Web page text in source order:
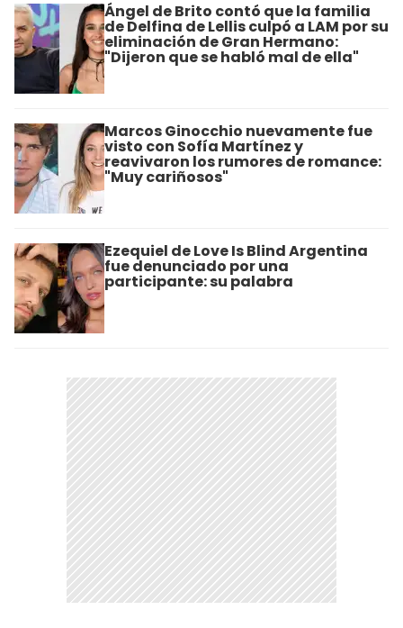
Ángel de Brito contó que la familia
de Delfina de Lellis culpó a LAM por su
eliminación de Gran Hermano:
"Dijeron que se habló mal de ella"
Marcos Ginocchio nuevamente fue
visto con Sofía Martínez y
reavivaron los rumores de romance:
"Muy cariñosos"
Ezequiel de Love Is Blind Argentina
fue denunciado por una
participante: su palabra